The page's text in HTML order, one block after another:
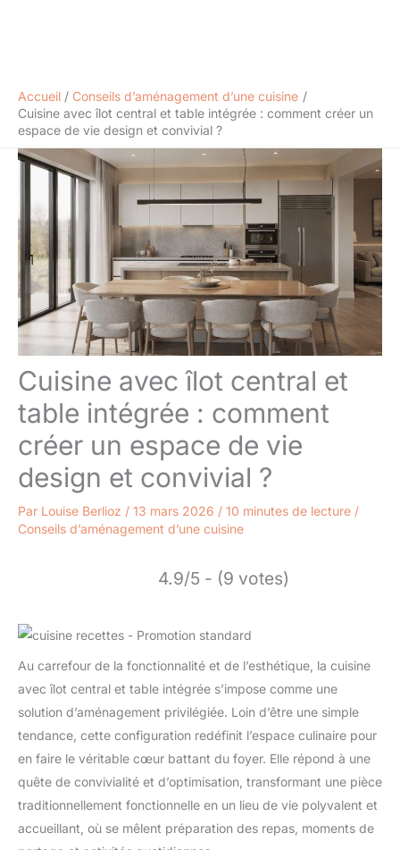
Accueil
Conseils d’aménagement d’une cuisine
Cuisine avec îlot central et table intégrée : comment créer un
espace de vie design et convivial ?
Cuisine avec îlot central et
table intégrée : comment
créer un espace de vie
design et convivial ?
Par Louise Berlioz / 13 mars 2026 / 10 minutes de lecture /
Conseils d’aménagement d’une cuisine
4.9/5 - (9 votes)
Au carrefour de la fonctionnalité et de l’esthétique, la cuisine
avec îlot central et table intégrée s’impose comme une
solution d’aménagement privilégiée. Loin d’être une simple
tendance, cette configuration redéfinit l’espace culinaire pour
en faire le véritable cœur battant du foyer. Elle répond à une
quête de convivialité et d’optimisation, transformant une pièce
traditionnellement fonctionnelle en un lieu de vie polyvalent et
accueillant, où se mêlent préparation des repas, moments de